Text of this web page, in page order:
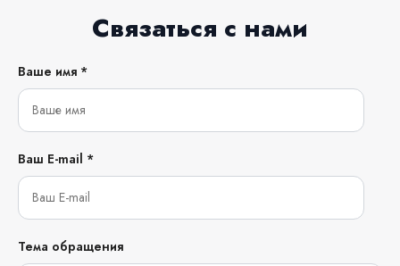
Связаться с нами
Ваше имя *
Ваш E-mail *
Тема обращения